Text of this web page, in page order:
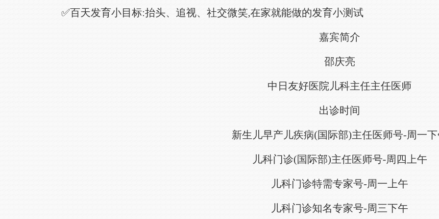
✅百天发育小目标:抬头、追视、社交微笑,在家就能做的发育小测试
嘉宾简介
邵庆亮
中日友好医院儿科主任主任医师
出诊时间
新生儿早产儿疾病(国际部)主任医师号-周一
儿科门诊(国际部)主任医师号-周四上午
儿科门诊特需专家号-周一上午
儿科门诊知名专家号-周三下午